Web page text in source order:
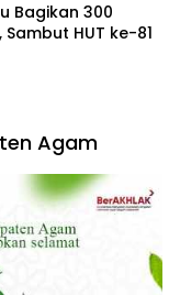
Bagikan 300
HUT ke-81
Agam